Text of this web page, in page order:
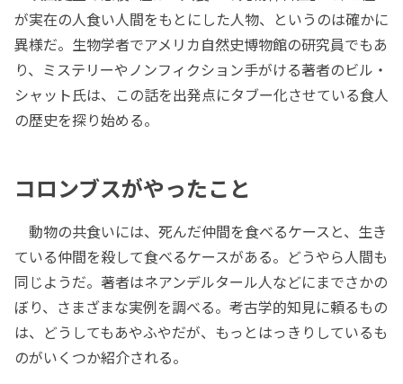
が実在の人食い人間をもとにした人物、というのは確かに
異様だ。生物学者でアメリカ自然史博物館の研究員でもあ
り、ミステリーやノンフィクション手がける著者のビル・
シャット氏は、この話を出発点にタブー化させている食人
の歴史を探り始める。
コロンブスがやったこと
動物の共食いには、死んだ仲間を食べるケースと、生き
ている仲間を殺して食べるケースがある。どうやら人間も
同じようだ。著者はネアンデルタール人などにまでさかの
ぼり、さまざまな実例を調べる。考古学的知見に頼るもの
は、どうしてもあやふやだが、もっとはっきりしているも
のがいくつか紹介される。